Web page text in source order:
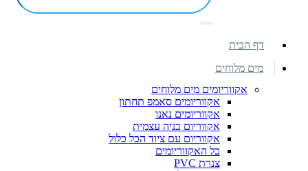
דף הבית
מים מלוחים
אקווריומים מים מלוחים
אקווריומים סאמפ תחתון
אקווריומים נאנו
אקווריום בניה עצמית
אקווריום עם ציוד הכל כלול
כל האקווריומים
צנרת PVC